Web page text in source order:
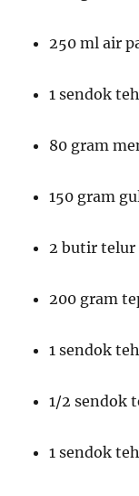
250 ml air
1 sendok
80 gram
150 gram
2 butir telur
200 gram
1 sendok
1/2 sendok
1 sendok